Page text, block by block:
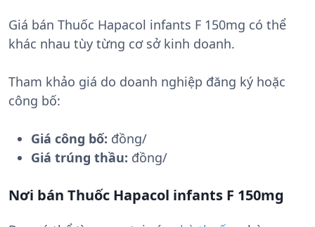
Giá bán Thuốc Hapacol infants F 150mg có thể
khác nhau tùy từng cơ sở kinh doanh.
Tham khảo giá do doanh nghiệp đăng ký hoặc
công bố:
Giá công bố: đồng/
Giá trúng thầu: đồng/
Nơi bán Thuốc Hapacol infants F 150mg